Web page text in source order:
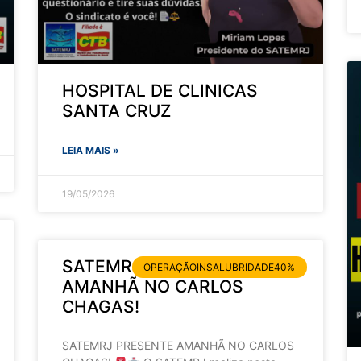
HOSPITAL DE CLINICAS
SANTA CRUZ
LEIA MAIS »
19/05/2026
OPERAÇÃOINSALUBRIDADE40%
SATEMRJ PRESENTE
AMANHÃ NO CARLOS
CHAGAS!
SATEMRJ PRESENTE AMANHÃ NO CARLOS